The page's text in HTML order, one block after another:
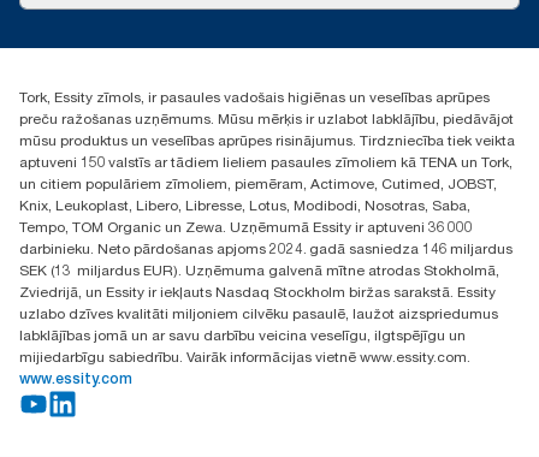
+371 29141799
Atrast izplatītāju
Ulbrokas street 19A
Riga, Latvija
LV-1028
Tork, Essity zīmols, ir pasaules vadošais higiēnas un veselības aprūpes
preču ražošanas uzņēmums. Mūsu mērķis ir uzlabot labklājību, piedāvājot
mūsu produktus un veselības aprūpes risinājumus. Tirdzniecība tiek veikta
aptuveni 150 valstīs ar tādiem lieliem pasaules zīmoliem kā TENA un Tork,
un citiem populāriem zīmoliem, piemēram, Actimove, Cutimed, JOBST,
Knix, Leukoplast, Libero, Libresse, Lotus, Modibodi, Nosotras, Saba,
Tempo, TOM Organic un Zewa. Uzņēmumā Essity ir aptuveni 36 000
darbinieku. Neto pārdošanas apjoms 2024. gadā sasniedza 146 miljardus
SEK (13 miljardus EUR). Uzņēmuma galvenā mītne atrodas Stokholmā,
Zviedrijā, un Essity ir iekļauts Nasdaq Stockholm biržas sarakstā. Essity
uzlabo dzīves kvalitāti miljoniem cilvēku pasaulē, laužot aizspriedumus
labklājības jomā un ar savu darbību veicina veselīgu, ilgtspējīgu un
mijiedarbīgu sabiedrību. Vairāk informācijas vietnē www.essity.com.
www.essity.com